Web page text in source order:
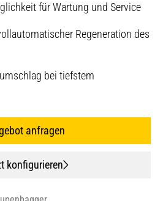
für Wartung und Service
Regeneration des
bei tiefstem
anfragen
konfigurieren